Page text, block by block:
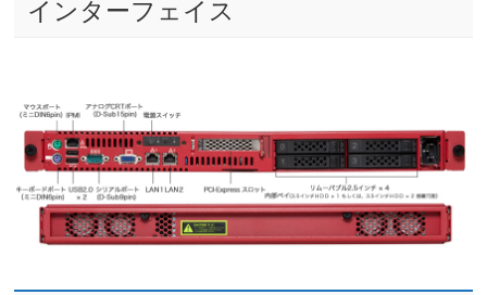
インターフェイス